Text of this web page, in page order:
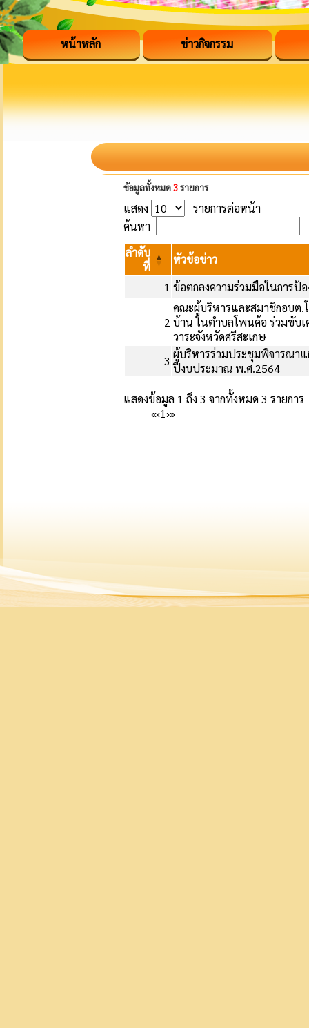
หน้าหลัก ข่าวกิจกรรม
ข้อมูลทั้งหมด3รายการ
แสดง
รายการต่อหน้า
ค้นหา
ลำดับ
ที่
หัวข้อข่าว
1 ข้อตกลงความร่วมมือในการป้
2
คณะผู้บริหารและสมาชิกอบต
บ้าน ในตำบลโพนค้อ ร่วมขับ
วาระจังหวัดศรีสะเกษ
3 ผู้บริหารร่วมประชุมพิจารณา
ปีงบประมาณ พ.ศ.2564
แสดงข้อมูล 1 ถึง 3 จากทั้งหมด 3 รายการ
«‹1›»